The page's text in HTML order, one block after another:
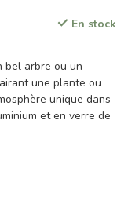
En stock
bel arbre ou un
une plante ou
unique dans
et en verre de